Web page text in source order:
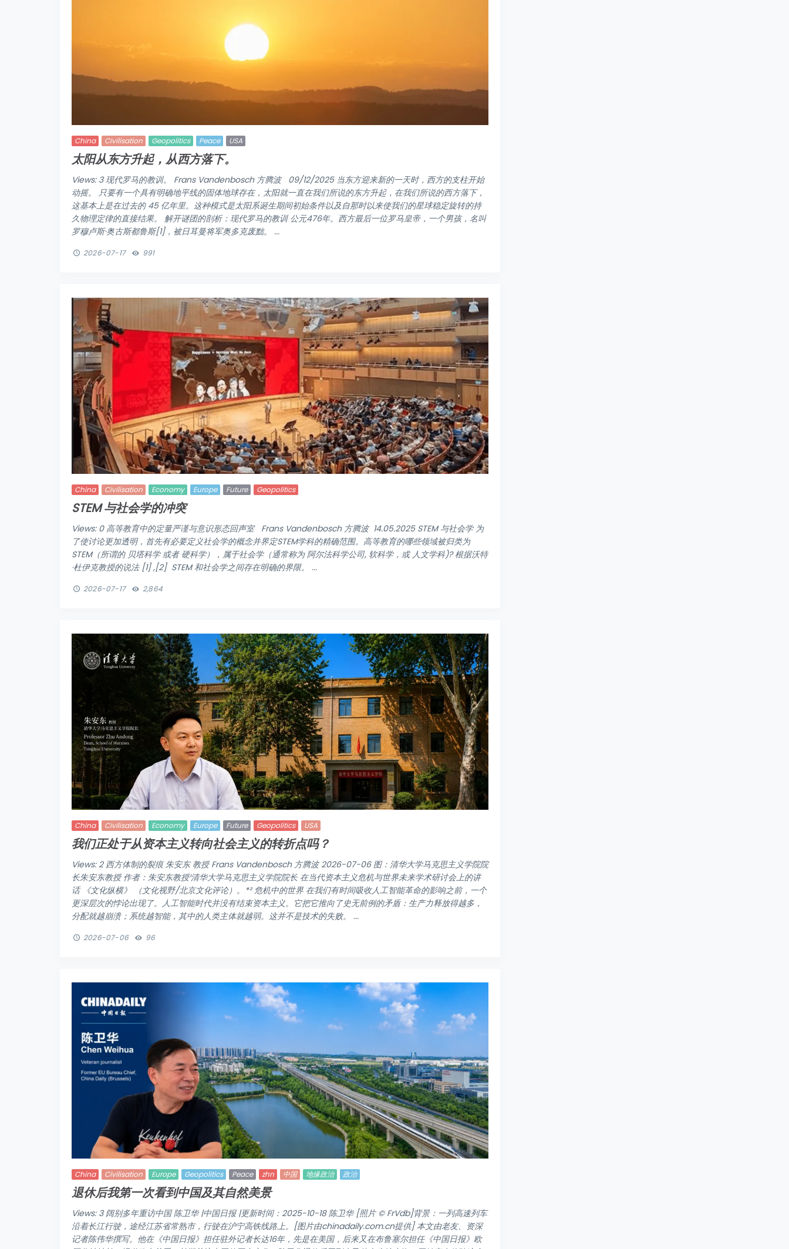
China Civilisation Geopolitics Peace USA
太阳从东方升起，从西方落下。
Views: 3 现代罗马的教训。 Frans Vandenbosch 方腾波 09/12/2025 当东方迎来新的一天时，西方的支柱开始
动摇。 只要有一个具有明确地平线的固体地球存在，太阳就一直在我们所说的东方升起，在我们所说的西方落下，
这基本上是在过去的 45 亿年里。这种模式是太阳系诞生期间初始条件以及自那时以来使我们的星球稳定旋转的持
久物理定律的直接结果。 解开谜团的剖析：现代罗马的教训 公元476年。西方最后一位罗马皇帝，一个男孩，名叫
罗穆卢斯·奥古斯都鲁斯[1]，被日耳曼将军奥多克废黜。 ...
2026-07-17 991
China Civilisation Economy Europe Future Geopolitics
STEM 与社会学的冲突
Views: 0 高等教育中的定量严谨与意识形态回声室 Frans Vandenbosch 方腾波 14.05.2025 STEM 与社会学 为
了使讨论更加透明，首先有必要定义社会学的概念并界定STEM学科的精确范围。高等教育的哪些领域被归类为
STEM（所谓的 贝塔科学 或者 硬科学），属于社会学（通常称为 阿尔法科学公司, 软科学，或 人文学科)? 根据沃特
·杜伊克教授的说法 [1] ,[2] STEM 和社会学之间存在明确的界限。 ...
2026-07-17 2,864
China Civilisation Economy Europe Future Geopolitics USA
我们正处于从资本主义转向社会主义的转折点吗？
Views: 2 西方体制的裂痕 朱安东 教授 Frans Vandenbosch 方腾波 2026-07-06 图：清华大学马克思主义学院院
长朱安东教授 作者：朱安东教授¹清华大学马克思主义学院院长 在当代资本主义危机与世界未来学术研讨会上的讲
话 《文化纵横》 （文化视野/北京文化评论）。*² 危机中的世界 在我们有时间吸收人工智能革命的影响之前，一个
更深层次的悖论出现了。人工智能时代并没有结束资本主义。它把它推向了史无前例的矛盾：生产力释放得越多，
分配就越崩溃；系统越智能，其中的人类主体就越弱。这并不是技术的失败。 ...
2026-07-06 96
China Civilisation Europe Geopolitics Peace zhn 中国 地缘政治 政治
退休后我第一次看到中国及其自然美景
Views: 3 阔别多年重访中国 陈卫华 |中国日报 |更新时间：2025-10-18 陈卫华 [照片 © FrVdb]背景：一列高速列车
沿着长江行驶，途经江苏省常熟市，行驶在沪宁高铁线路上。[图片由chinadaily.com.cn提供] 本文由老友、资深
记者陈伟华撰写。他在《中国日报》担任驻外记者长达16年，先是在美国，后来又在布鲁塞尔担任《中国日报》欧